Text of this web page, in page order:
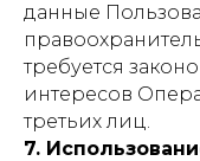
данные
требуется
интересов
третьих лиц.
7.